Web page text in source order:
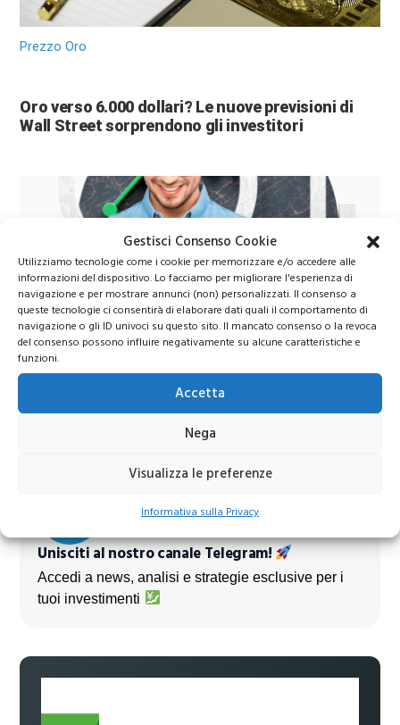
Gestisci Consenso Cookie
Utilizziamo tecnologie come i cookie per memorizzare e/o accedere alle
informazioni del dispositivo. Lo facciamo per migliorare l'esperienza di
navigazione e per mostrare annunci (non) personalizzati. Il consenso a
queste tecnologie ci consentirà di elaborare dati quali il comportamento di
navigazione o gli ID univoci su questo sito. Il mancato consenso o la revoca
del consenso possono influire negativamente su alcune caratteristiche e
funzioni.
Accetta
Nega
Visualizza le preferenze
Informativa sulla Privacy
Prezzo Oro
Oro verso 6.000 dollari? Le nuove previsioni di
Wall Street sorprendono gli investitori
Azioni Bance Europee
Azioni banche europee da mettere nel mirino nei
prossimi mesi
Unisciti al nostro canale Telegram!
Accedi a news, analisi e strategie esclusive per i
tuoi investimenti